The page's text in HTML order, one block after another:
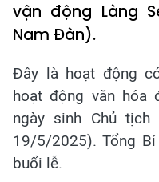
vận động Làng
Nam Đàn).
Đây là hoạt động
hoạt động văn hóa
ngày sinh Chủ
19/5/2025). Tổng
buổi lễ.